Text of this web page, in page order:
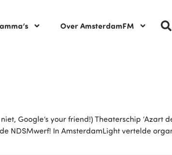
Over AmsterdamFM
Google’s your friend!) Theaterschip ‘Azart
NDSMwerf! In AmsterdamLight vertelde